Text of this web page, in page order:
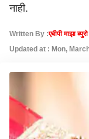
नाही.
Written By :एबीपी माझा ब्युरो
Updated at : Mon,